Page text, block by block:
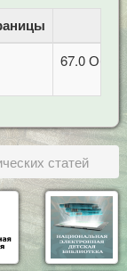
67.0
статей